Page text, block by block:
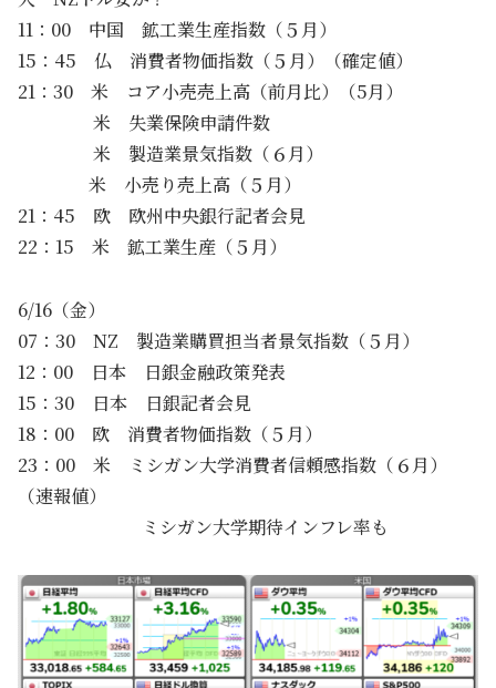
11：00 中国 鉱工業生産指数（５月）
15：45 仏 消費者物価指数（５月）（確定値）
21：30 米 コア小売売上高（前月比）（5月）
米 失業保険申請件数
米 製造業景気指数（６月）
米 小売り売上高（５月）
21：45 欧 欧州中央銀行記者会見
22：15 米 鉱工業生産（５月）
6/16（金）
07：30 NZ 製造業購買担当者景気指数（５月）
12：00 日本 日銀金融政策発表
15：30 日本 日銀記者会見
18：00 欧 消費者物価指数（５月）
23：00 米 ミシガン大学消費者信頼感指数（６月）
（速報値）
ミシガン大学期待インフレ率も